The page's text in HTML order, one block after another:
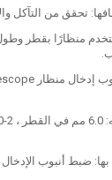
تحقق من التآكل
منظارًا بقطر
ضبط أنبوب الإدخال